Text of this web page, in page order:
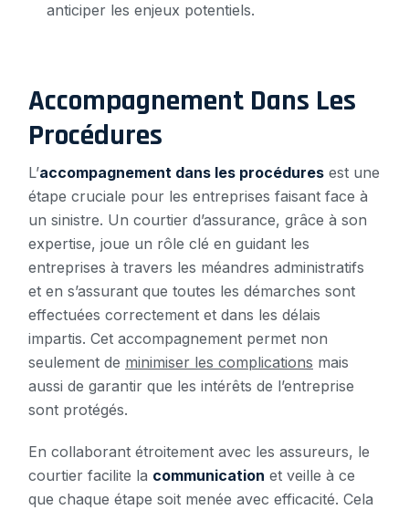
anticiper les enjeux potentiels.
Accompagnement Dans Les
Procédures
L’accompagnement dans les procédures est une
étape cruciale pour les entreprises faisant face à
un sinistre. Un courtier d’assurance, grâce à son
expertise, joue un rôle clé en guidant les
entreprises à travers les méandres administratifs
et en s’assurant que toutes les démarches sont
effectuées correctement et dans les délais
impartis. Cet accompagnement permet non
seulement de minimiser les complications mais
aussi de garantir que les intérêts de l’entreprise
sont protégés.
En collaborant étroitement avec les assureurs, le
courtier facilite la communication et veille à ce
que chaque étape soit menée avec efficacité. Cela